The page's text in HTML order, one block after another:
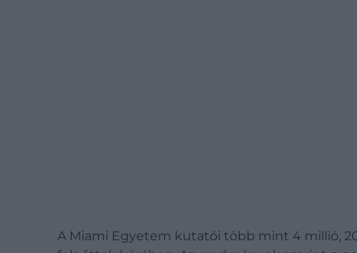
A Miami Egyetem kutatói több mint 4 millió,